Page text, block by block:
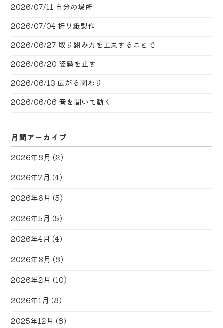
2026/07/11 自分の場所
2026/07/04 折り紙製作
2026/06/27 取り組み方を工夫することで
2026/06/20 姿勢を正す
2026/06/13 広がる関わり
2026/06/06 音を聞いて動く
月間アーカイブ
2026年8月 (2)
2026年7月 (4)
2026年6月 (5)
2026年5月 (5)
2026年4月 (4)
2026年3月 (8)
2026年2月 (10)
2026年1月 (8)
2025年12月 (8)